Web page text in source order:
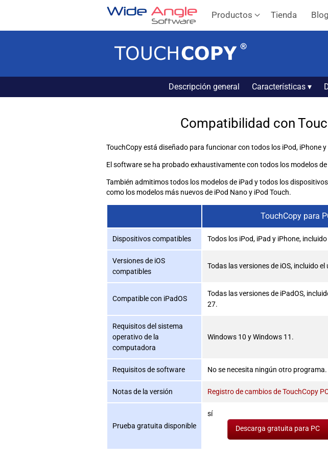
Productos Tienda Blog
Descripción general Características ▾
Compatibilidad con
TouchCopy está diseñado para funcionar con todos los iPod, iPhone
El software se ha probado exhaustivamente con todos los modelos
También admitimos todos los modelos de iPad y todos los
como los modelos más nuevos de iPod Nano y iPod Touch.
TouchCopy para
Dispositivos compatibles Todos los iPod, iPad y iPhone,
Versiones de iOS
compatibles
Todas las versiones de iOS, incluido el
Compatible con iPadOS
Todas las versiones de iPadOS,
27.
Requisitos del sistema
operativo de la
computadora
Windows 10 y Windows 11.
Requisitos de software No se necesita ningún otro programa.
Notas de la versión Registro de cambios de TouchCopy
Prueba gratuita disponible
sí
Descarga gratuita para PC